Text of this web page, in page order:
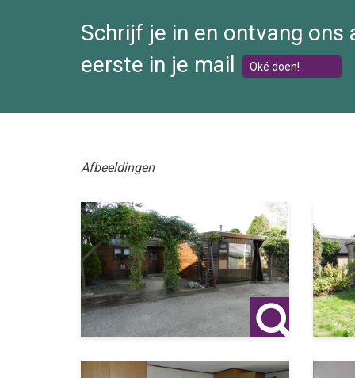
Schrijf je in en ontvang ons
eerste in je mail
Oké doen!
Afbeeldingen